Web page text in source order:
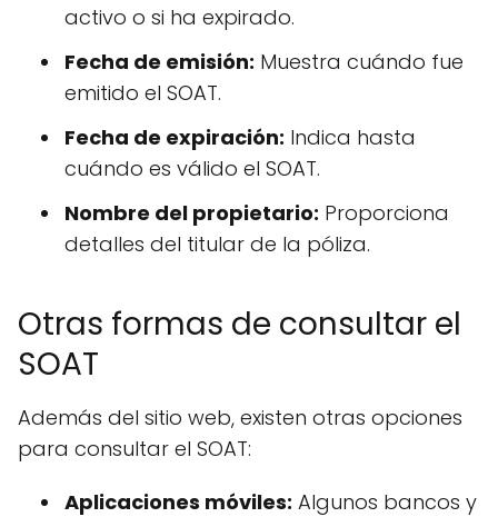
activo o si ha expirado.
Fecha de emisión: Muestra cuándo fue
emitido el SOAT.
Fecha de expiración: Indica hasta
cuándo es válido el SOAT.
Nombre del propietario: Proporciona
detalles del titular de la póliza.
Otras formas de consultar el
SOAT
Además del sitio web, existen otras opciones
para consultar el SOAT:
Aplicaciones móviles: Algunos bancos y